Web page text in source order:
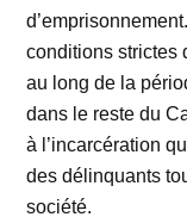
conditions strictes
au long de la
dans le reste du
à l’incarcération
des délinquants
société.